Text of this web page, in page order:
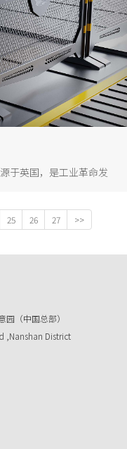
于英国，是工业革命发
价值和人文关怀。而工
技术与艺术的矛盾。
25 26 27 >>
（中国总部）
,Nanshan District